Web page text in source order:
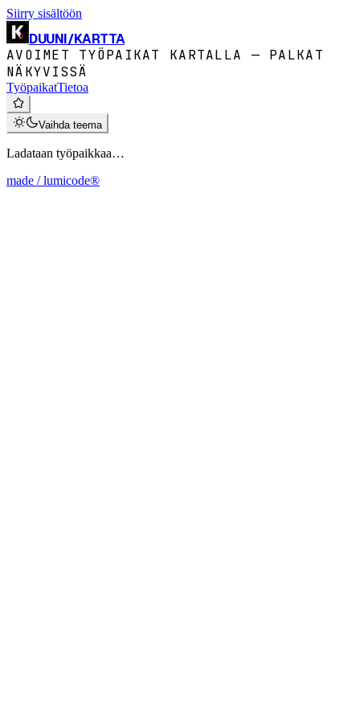
Siirry sisältöön
DUUNI/KARTTA
AVOIMET TYÖPAIKAT KARTALLA — PALKAT
NÄKYVISSÄ
TyöpaikatTietoa
Vaihda teema
Ladataan työpaikkaa…
made / lumicode®